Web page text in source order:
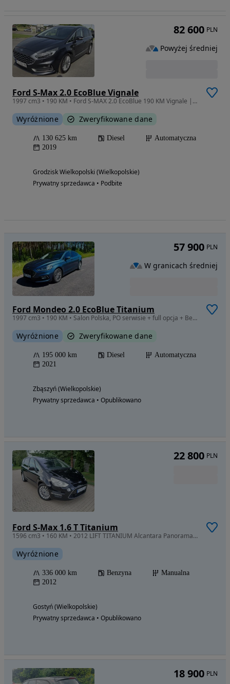
Ford S-Max 2.0 EcoBlue Vignale
1997 cm3 • 190 KM • Ford S-MAX 2.0 EcoBlue 190 KM Vignale | Automat | Salon PL | Serwis AS
Wyróżnione Zweryfikowane dane
130 625 km Diesel
Automatyczna
2019
Grodzisk Wielkopolski (Wielkopolskie)
Prywatny sprzedawca • Podbite
82 600 PLN
Powyżej średniej
Ford Mondeo 2.0 EcoBlue Titanium
1997 cm3 • 190 KM • Salon Polska, PO serwisie + full opcja + Bezwypadkowy + faktura 23%
Wyróżnione Zweryfikowane dane
195 000 km Diesel
Automatyczna
2021
Zbąszyń (Wielkopolskie)
Prywatny sprzedawca • Opublikowano
57 900 PLN
W granicach średniej
Ford S-Max 1.6 T Titanium
1596 cm3 • 160 KM • 2012 LIFT TITANIUM Alcantara Panorama BiXENON HAK 7osobowy
Wyróżnione
336 000 km Benzyna
Manualna
2012
Gostyń (Wielkopolskie)
Prywatny sprzedawca • Opublikowano
22 800 PLN
18 900 PLN